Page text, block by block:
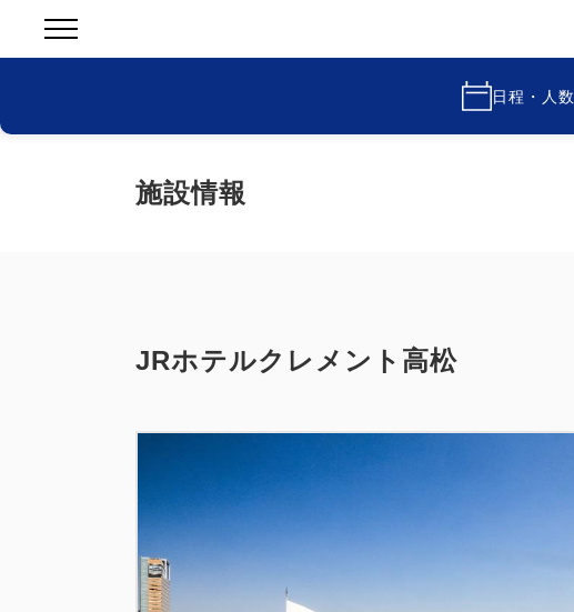
日程・人数
施設情報
JRホテルクレメント高松